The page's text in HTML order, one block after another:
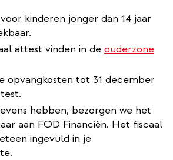
kinderen jonger dan 14 jaar
attest vinden in de ouderzone
opvangkosten tot 31 december
hebben, bezorgen we het
aan FOD Financiën. Het fiscaal
ingevuld in je